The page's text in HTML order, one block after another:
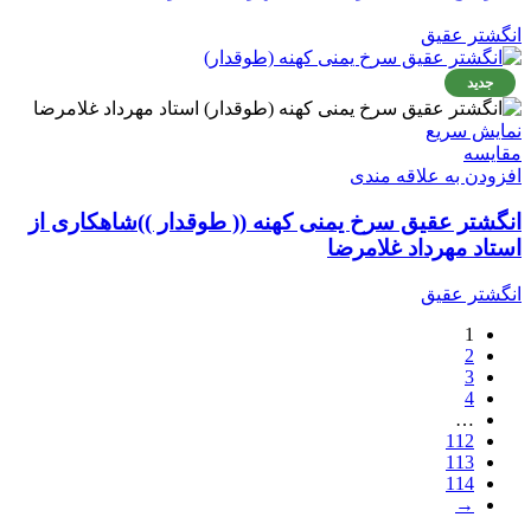
انگشتر عقیق
جدید
نمایش سریع
مقايسه
افزودن به علاقه مندی
انگشتر عقیق سرخ یمنی کهنه (( طوقدار ))شاهکاری از
استاد مهرداد غلامرضا
انگشتر عقیق
1
2
3
4
…
112
113
114
→